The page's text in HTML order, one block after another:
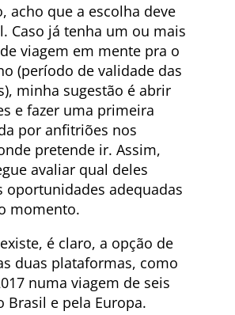
acho que a escolha deve
Caso já tenha um ou mais
viagem em mente pra o
(período de validade das
minha sugestão é abrir
e fazer uma primeira
por anfitriões nos
pretende ir. Assim,
avaliar qual deles
oportunidades adequadas
momento.
é claro, a opção de
duas plataformas, como
numa viagem de seis
Brasil e pela Europa.